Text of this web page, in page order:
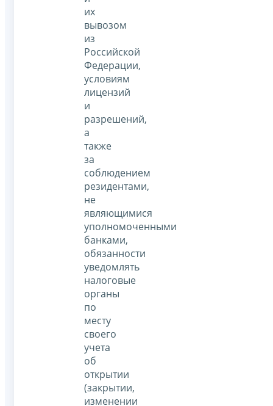
их
вывозом
из
Российской
Федерации,
условиям
лицензий
и
разрешений,
а
также
за
соблюдением
резидентами,
не
являющимися
уполномоченными
банками,
обязанности
уведомлять
налоговые
органы
по
месту
своего
учета
об
открытии
(закрытии,
изменении